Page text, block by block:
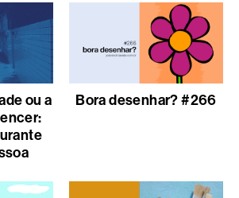
ou a
Bora desenhar? #266